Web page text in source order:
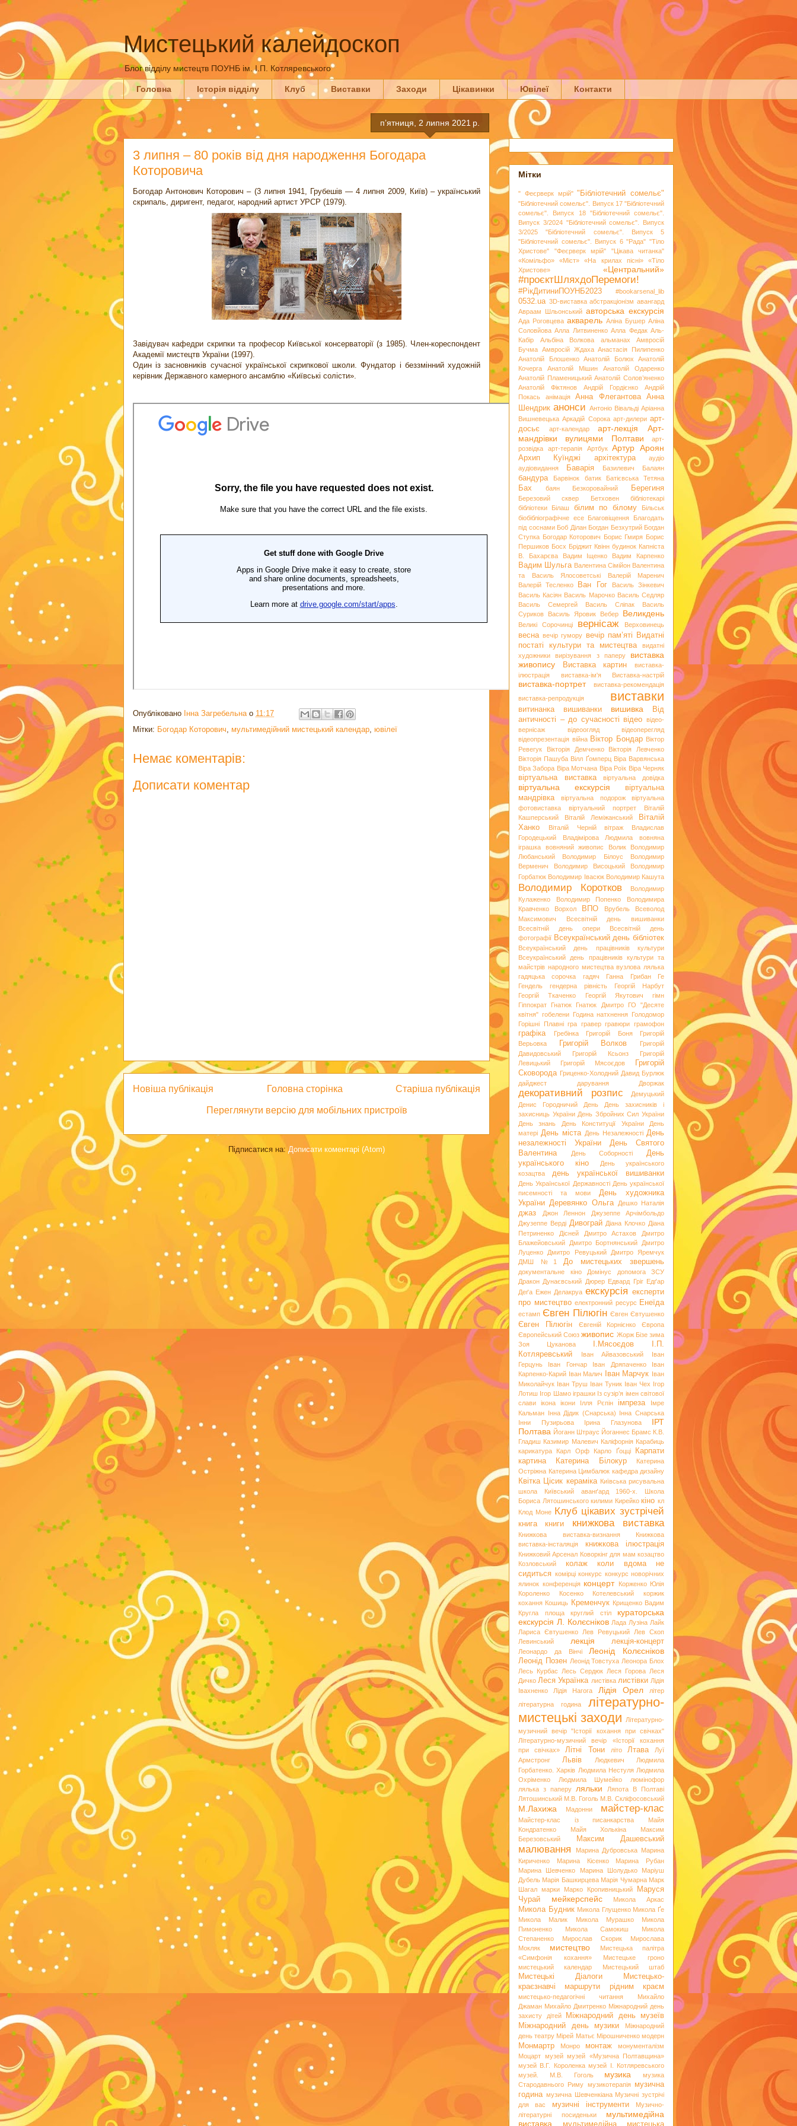
Мистецький калейдоскоп
Блог відділу мистецтв ПОУНБ ім. І.П. Котляревського
Головна Історія відділу Клуб Виставки Заходи Цікавинки Ювілеї Контакти
пʼятниця, 2 липня 2021 р.
3 липня – 80 років від дня народження Богодара
Которовича
Богодар Антонович Которович – (3 липня 1941, Грубешів — 4 липня 2009, Київ) – український
скрипаль, диригент, педагог, народний артист УРСР (1979).
Завідувач кафедри скрипки та професор Київської консерваторії (з 1985). Член-кореспондент
Академії мистецтв України (1997).
Один із засновників сучасної української скрипкової школи. Фундатор і беззмінний художній
керівник Державного камерного ансамблю «Київські солісти».
Опубліковано Інна Загребельна о 11:17
Мітки: Богодар Которович мультимедійний мистецький календар ювілеї
Немає коментарів:
Дописати коментар
Новіша публікація Старіша публікація
Головна сторінка
Переглянути версію для мобільних пристроїв
Підписатися на: Дописати коментарі (Atom)
Мітки
" Феєрверк мрій" "Бібліотечний сомельє"
"Бібліотечний сомельє". Випуск 17 "Бібліотечний
сомельє". Випуск 18
"Бібліотечний сомельє".
Випуск 3/2024 "Бібліотечний сомельє". Випуск
3/2025
"Бібліотечний сомельє". Випуск 5
"Бібліотечний сомельє". Випуск 6 "Рада" "Тіло
Христове"
"Феєрверк мрій"
"Цікава читанка"
«Комільфо»
«Міст» «На крилах пісні»
«Тіло
Христове»
«Центральний»
#проєктШляхдоПеремоги!
#РікДитиниПОУНБ2023 #bookarsenal_lib
0532.ua 3D-виставка абстракціонізм авангард
Авраам Шльонський авторська екскурсія
Ада Роговцева акварель Аліна Бушер Аліна
Соловйова Алла Литвиненко Алла Федак Аль-
Кабір
Альбіна Волкова альманах
Амвросій
Бучма Амвросій Ждаха Анастасія Пилипенко
Анатолій Блошенко
Анатолій Болюх
Анатолій
Кочерга
Анатолій Мішин
Анатолій Одаренко
Анатолій Пламеницький Анатолій Солов’яненко
Анатолій Фіктянов
Андрій Гордієнко
Андрій
Покась
анімація Анна Флегантова
Анна
Шендрик анонси Антоніо Вівальді Аріанна
Вишневецька Аркадій Сорока арт-дилери арт-
досьє
арт-календар арт-лекція
Арт-
мандрівки вулицями Полтави
арт-
розвідка
арт-терапія Артбук Артур Ароян
Архип Куїнджі архітектура
аудіо
аудіовидання
Баварія Базилевич Балаян
бандура Барвінок батик Батієвська Тетяна
Бах баян Безкоровайний Берегиня
Березовий сквер Бетховен
бібліотекарі
бібліотеки
Білаш білим по білому
Більськ
біобібліографічне есе
Благовіщення
Благодать
під соснами Боб Ділан Богдан Безхутрий Богдан
Ступка Богодар Которович Борис Гмиря Борис
Першиков Босх Бріджит Квінн будинок Капніста
В. Бахарєва
Вадим Іщенко Вадим Карпенко
Вадим Шульга Валентина Сімійон Валентина
та Василь Ялосоветські
Валерій Маренич
Валерій Тесленко
Ван Гог
Василь Зінкевич
Василь Касіян Василь Марочко Василь Седляр
Василь Семергей
Василь Сліпак
Василь
Суриков
Василь Яровик Вебер Великдень
Великі Сорочинці вернісаж Верховинець
весна вечір гумору вечір пам’яті
Видатні
постаті культури та мистецтва
видатні
художники
вирізування з паперу
виставка
живопису
Виставка картин
виставка-
ілюстрація
виставка-ім'я Виставка-настрій
виставка-портрет
виставка-рекомендація
виставка-репродукція
виставки
витинанка вишиванки вишивка
Від
античності – до сучасності відео відео-
вернісаж
відеоогляд
відеоперегляд
відеопрезентація війна Віктор Бондар Віктор
Ревегук
Вікторія Демченко
Вікторія Левченко
Вікторія Пашуба Вілл Ґомперц Віра Варвянська
Віра Забора Віра Мотчана Віра Роїк Віра Черняк
віртуальна виставка віртуальна довідка
віртуальна екскурсія
віртуальна
мандрівка
віртуальна подорож
віртуальна
фотовиставка
віртуальний портрет
Віталій
Кашперський
Віталій Леміжанський
Віталій
Ханко
Віталій Черній вітраж
Владислав
Городецький
Владімірова Людмила
вовняна
іграшка
вовняний живопис Волик
Володимир
Любанський
Володимир Білоус
Володимир
Верменич
Володимир Висоцький
Володимир
Горбатюк Володимир Івасюк Володимир Кашута
Володимир Коротков
Володимир
Кулаженко
Володимир Попенко
Володимира
Кравченко
Ворхол ВПО Врубель
Всеволод
Максимович
Всесвітній день вишиванки
Всесвітній день опери
Всесвітній день
фотографії Всеукраїнський день бібліотек
Всеукраїнський день працівників культури
Всеукраїнський день працівників культури та
майстрів народного мистецтва вузлова лялька
гадяцька сорочка
гадяч Ганна Грибан
Ге
Гендель
гендерна рівність
Георгій Нарбут
Георгій Ткаченко
Георгій Якутович
гімн
Гіппократ
Гнатюк Гнатюк Дмитро
ГО "Десяте
квітня" гобелени Година натхнення Голодомор
Горішні Плавні гра гравер гравюри грамофон
графіка Гребінка Григорій Боня
Григорій
Верьовка
Григорій Волков
Григорій
Давидовський
Григорій Ксьонз
Григорій
Левицький
Григорій Мясоєдов
Григорій
Сковорода Гриценко-Холодний Давид Бурлюк
дайджест
дарування Дворжак
декоративний розпис
Демуцький
Денис Городничий
День
День захисників і
захисниць України День Збройних Сил України
День знань
День Конституції України
День
матері День міста День Незалежності День
незалежності України
День Святого
Валентина
День Соборності
День
українського кіно
День українського
козацтва
день української вишиванки
День Української Державності День української
писемності та мови
День художника
України Деревянко Ольга Дешко Наталія
джаз Джон Леннон
Джузеппе Арчімбольдо
Джузеппе Верді Дивограй Діана Клочко Діана
Петриненко
Дісней Дмитро Астахов
Дмитро
Блажейовський
Дмитро Бортнянський
Дмитро
Луценко
Дмитро Ревуцький
Дмитро Яремчук
ДМШ №1
До мистецьких звершень
документальне кіно Домінус
допомога ЗСУ
Дракон Дунаєвський Дюрер Едвард Гріг Едґар
Деґа Ежен Делакруа екскурсія експерти
про мистецтво електронний ресурс Енеїда
естамп Євген Пілюгін Євген Євтушенко
Євген Пілюгін Євгеній Корнієнко
Європа
Європейський Союз живопис Жорж Бізе зима
Зоя Цуканова
І.Мясоєдов
І.П.
Котляревський
Іван Айвазовський
Іван
Герцунь
Іван Гончар Іван Дряпаченко
Іван
Карпенко-Карий Іван Малич Іван Марчук Іван
Миколайчук Іван Труш Іван Туник Іван Чех Ігор
Лотиш Ігор Шамо іграшки Із сузір’я імен світової
слави
ікона ікони Ілля Рєпін імпреза
Імре
Кальман Інна Дідик (Снарська) Інна Снарська
Інни Пузирьова
Ірина Глазунова
ІРТ
Полтава Йоганн Штраус Йоганнес Брамс К.В.
Гладиш Казимир Малевич Каліфорнія Карабиць
карикатура
Карл Орф Карло Ґоцці
Карпати
картина
Катерина Білокур
Катерина
Остріжна Катерина Цимбалюк кафедра дизайну
Квітка Цісик кераміка Київська рисувальна
школа
Київський аванґард 1960-х. Школа
Бориса Лятошинського килими Кирейко кіно кл
Клод Моне
Клуб цікавих зустрічей
книга книги книжкова виставка
Книжкова виставка-визнання
Книжкова
виставка-інсталяція
книжкова ілюстрація
Книжковий Арсенал Коворкінг для мам козацтво
Козловський
колаж
коли вдома не
сидиться комірці конкурс конкурс новорічних
ялинок конференція концерт
Корженко Юлія
Короленко
Косенко
Котелевський коржик
кохання Кошиць Кременчук Крищенко Вадим
Кругла площа
круглий стіл
кураторська
екскурсія Л. Колєсніков Лада Лузіна Лайк
Лариса Євтушенко
Лев Ревуцький
Лев Скоп
Левинський
лекція лекція-концерт
Леонардо да Вінчі Леонід Колєсніков
Леонід Позен Леонід Товстуха Леонора Блох
Лесь Курбас
Лесь Сердюк Леся Горова Леся
Дичко Леся Українка листівка листівки Лідія
Івахненко
Лідія Нагога Лідія Орел
літер
літературна година
літературно-
мистецькі заходи
Літературно-
музичний вечір "Історії кохання при свічках"
Літературно-музичний вечір «Історії кохання
при свічках»
Літні Тони літо Лтава
Луї
Армстронг
Львів Людкевич
Людмила
Горбатенко. Харків Людмила Нестуля Людмила
Охріменко
Людмила Шумейко
люмінофор
лялька з паперу
ляльки
Ляпота В Полтаві
Лятошинський М.В. Гоголь М.В. Скліфосовський
М.Лахижа Мадонни майстер-клас
Майстер-клас із писанкарства
Майя
Кондратенко
Майя Холькіна
Максим
Березовський
Максим Дашевський
малювання Марина Дубровська Марина
Кириченко
Марина Кісенко
Марина Рубан
Марина Шевченко
Марина Шолудько
Маріуш
Дубель Марія Башкирцева Марія Чумарна Марк
Шагал марки Марко Кропивницький
Маруся
Чурай
мейкерспейс Микола Аркас
Микола Будник Микола Глущенко Микола Ґе
Микола Малик
Микола Мурашко
Микола
Пимоненко
Микола Самокиш
Микола
Степаненко
Мирослав Скорик
Мирослава
Мокляк
мистецтво
Мистецька палітра
«Симфонія кохання»
Мистецьке гроно
мистецький календар
Мистецький штаб
Мистецькі Діалоги
Мистецько-
краєзнавчі маршрути рідним краєм
мистецько-педагогічні читання
Михайло
Джаман Михайло Дмитренко Міжнародний день
захисту дітей
Міжнародний день музеїв
Міжнародний день музики
Міжнародний
день театру Мірей Матьє Мірошниченко модерн
Монмартр Монро монтаж
монументалізм
Моцарт музей музей «Музична Полтавщина»
музей В.Г. Короленка музей І. Котляревського
музей. М.В. Гоголь
музика
музика
Стародавнього Риму музикотерапія
музична
година музична Шевченкіана Музичні зустрічі
для вас
музичні інструменти
Музично-
літературні посиденьки
мультимедійна
виставка
мультимедійна мистецька